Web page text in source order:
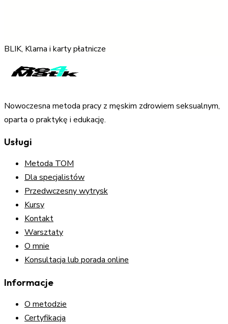
BLIK, Klarna i karty płatnicze
Nowoczesna metoda pracy z męskim zdrowiem seksualnym,
oparta o praktykę i edukację.
Usługi
Metoda TOM
Dla specjalistów
Przedwczesny wytrysk
Kursy
Kontakt
Warsztaty
O mnie
Konsultacja lub porada online
Informacje
O metodzie
Certyfikacja